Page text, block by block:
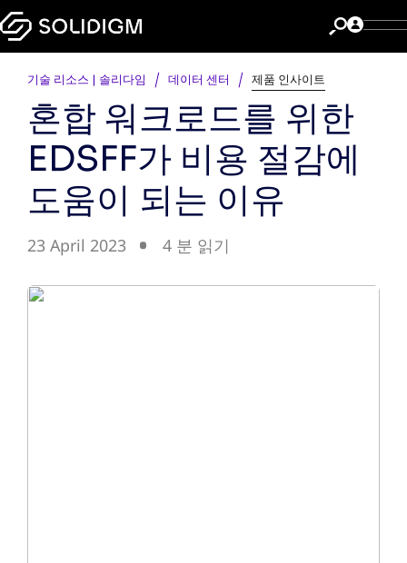
기술 리소스 | 솔리다임 데이터 센터 제품 인사이트
혼합 워크로드를 위한
EDSFF가 비용 절감에
도움이 되는 이유
23 April 2023 4 분 읽기